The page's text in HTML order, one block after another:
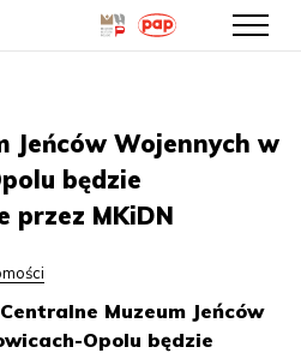
treści
Jeńców Wojennych w
będzie
przez MKiDN
Muzeum Jeńców
Opolu będzie